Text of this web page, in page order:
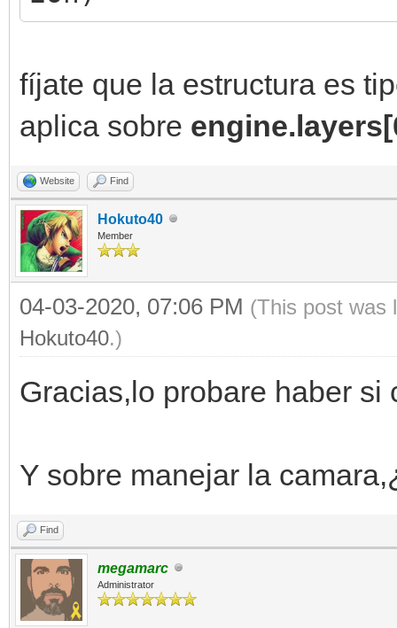
fíjate que la estructura es
aplica sobre
Website Find
Hokuto40
Member
04-03-2020, 07:06 PM (This post was
Hokuto40.)
Gracias,lo probare haber
Y sobre manejar la
Find
megamarc
Administrator